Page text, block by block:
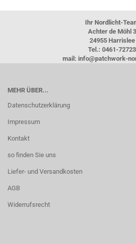
Ihr Nordlicht-
Achter de Möhl 3
24955 Harrislee
Tel.: 0461-72723
mail: info@patchwork-
MEHR ÜBER...
Datenschutzerklärung
Impressum
Kontakt
so finden Sie uns
Liefer- und Versandkosten
AGB
Widerrufsrecht